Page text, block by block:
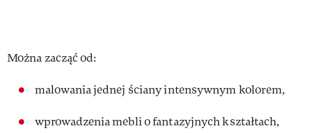
Można zacząć od:
malowania jednej ściany intensywnym kolorem,
wprowadzenia mebli o fantazyjnych kształtach,